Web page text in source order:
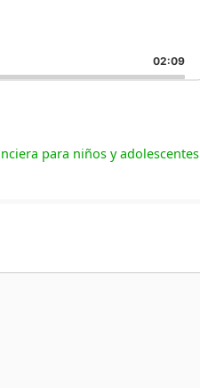
02:09
para niños y adolescentes